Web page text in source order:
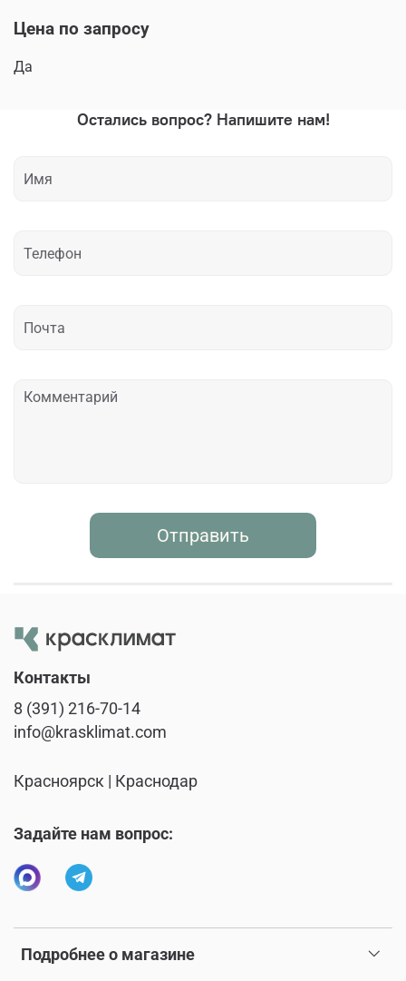
Цена по запросу
Да
Остались вопрос? Напишите нам!
Отправить
Подробнее о магазине
Контакты
8 (391) 216-70-14
info@krasklimat.com
Красноярск | Краснодар
Задайте нам вопрос: